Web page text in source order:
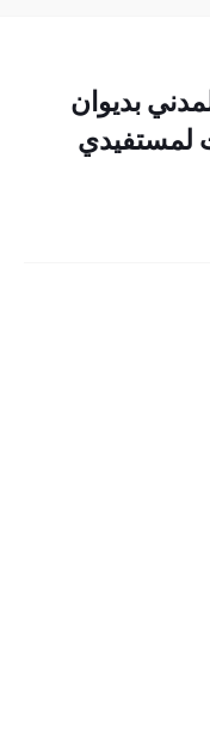
بديوان
لمستفيدي